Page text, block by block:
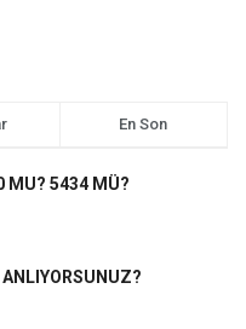
En Son
MU? 5434 MÜ?